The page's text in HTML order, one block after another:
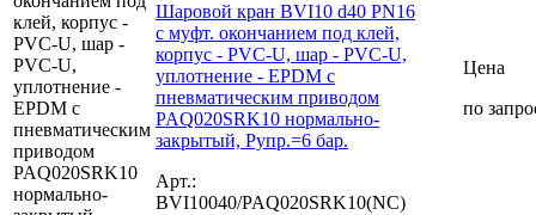
Шаровой кран BVI10 d40 PN16
с муфт. окончанием под клей,
корпус - PVC-U, шар - PVC-U,
уплотнение - EPDM с
пневматическим приводом
PAQ020SRK10 нормально-
закрытый, Рупр.=6 бар.
Арт.:
BVI10040/PAQ020SRK10(NC)
Цена
по